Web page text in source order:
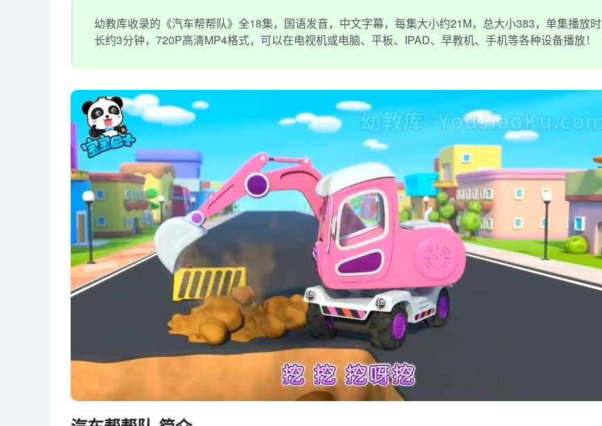
幼教库收录的《汽车帮帮队》全18集，国语发音，中文字幕，每集大小约21M，总大小383，单集播放时
长约3分钟，720P高清MP4格式，可以在电视机或电脑、平板、IPAD、早教机、手机等各种设备播放！